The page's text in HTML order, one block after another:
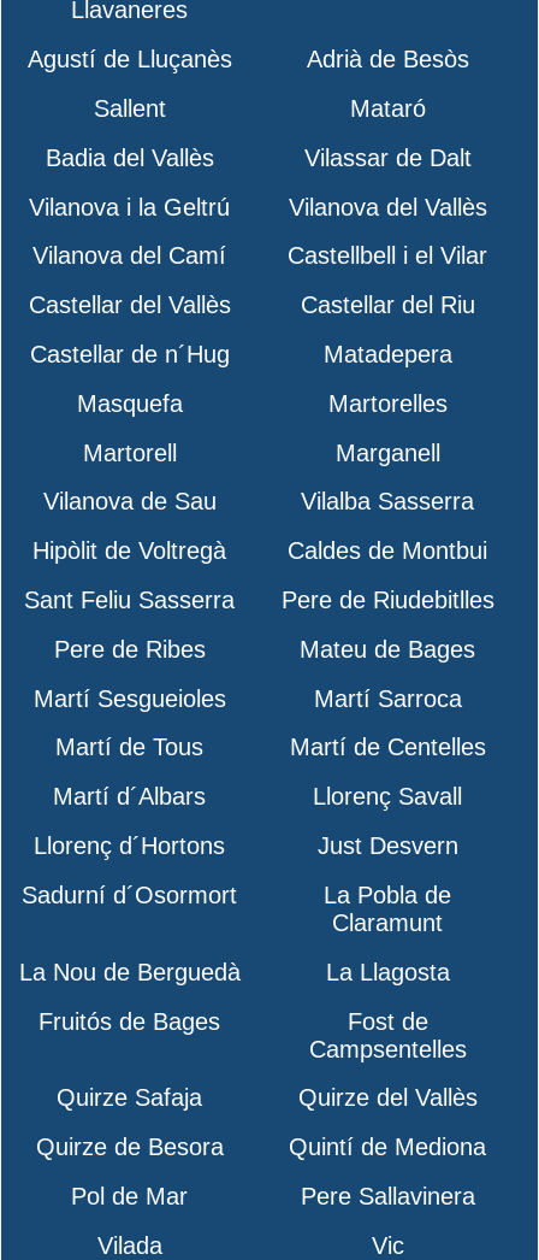
Llavaneres
Agustí de Lluçanès
Adrià de Besòs
Sallent
Mataró
Badia del Vallès
Vilassar de Dalt
Vilanova i la Geltrú
Vilanova del Vallès
Vilanova del Camí
Castellbell i el Vilar
Castellar del Vallès
Castellar del Riu
Castellar de n´Hug
Matadepera
Masquefa
Martorelles
Martorell
Marganell
Vilanova de Sau
Vilalba Sasserra
Hipòlit de Voltregà
Caldes de Montbui
Sant Feliu Sasserra
Pere de Riudebitlles
Pere de Ribes
Mateu de Bages
Martí Sesgueioles
Martí Sarroca
Martí de Tous
Martí de Centelles
Martí d´Albars
Llorenç Savall
Llorenç d´Hortons
Just Desvern
Sadurní d´Osormort
La Pobla de
Claramunt
La Nou de Berguedà
La Llagosta
Fruitós de Bages
Fost de
Campsentelles
Quirze Safaja
Quirze del Vallès
Quirze de Besora
Quintí de Mediona
Pol de Mar
Pere Sallavinera
Vilada
Vic